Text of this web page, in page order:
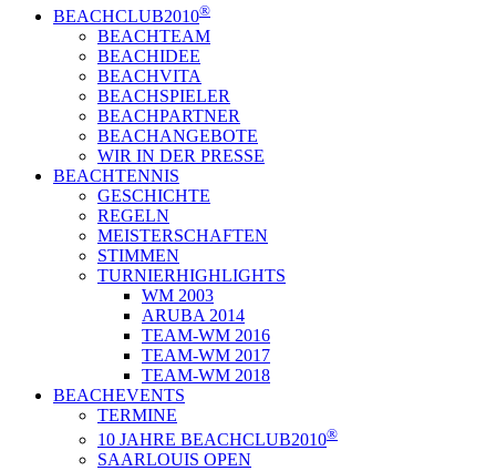
BEACHCLUB2010®
BEACHTEAM
BEACHIDEE
BEACHVITA
BEACHSPIELER
BEACHPARTNER
BEACHANGEBOTE
WIR IN DER PRESSE
BEACHTENNIS
GESCHICHTE
REGELN
MEISTERSCHAFTEN
STIMMEN
TURNIERHIGHLIGHTS
WM 2003
ARUBA 2014
TEAM-WM 2016
TEAM-WM 2017
TEAM-WM 2018
BEACHEVENTS
TERMINE
10 JAHRE BEACHCLUB2010®
SAARLOUIS OPEN